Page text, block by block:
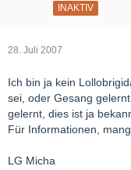
INAKTIV
28. Juli 2007
Ich bin ja kein
sei, oder Gesang
gelernt, dies ist ja
Für Informationen,
LG Micha